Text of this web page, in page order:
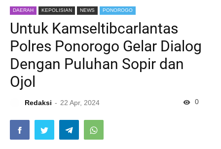
DAERAH KEPOLISIAN NEWS PONOROGO
Untuk Kamseltibcarlantas
Polres Ponorogo Gelar Dialog
Dengan Puluhan Sopir dan
Ojol
Redaksi 22 Apr, 2024 0